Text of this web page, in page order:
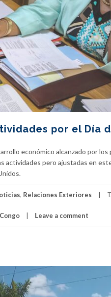
por el Día
económico alcanzado por
actividades pero ajustadas en
, Relaciones Exteriores
Leave a comment